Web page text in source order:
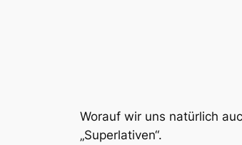
Worauf wir uns natürlich
„Superlativen“.